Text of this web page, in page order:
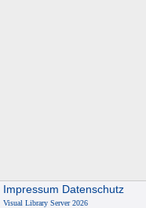
Impressum Datenschutz
Visual Library Server 2026